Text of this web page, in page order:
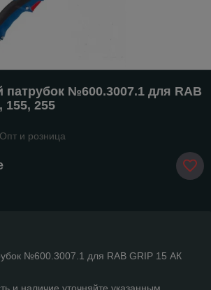
№600.3007.1 для RAB
155, 255
Опт и розница
№600.3007.1 для RAB GRIP 15 АК
и наличие уточняйте указанным